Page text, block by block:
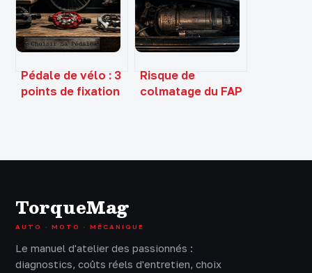
risque mécanique
?
Pédale de vélo : 3
points de fixation
Risque de
colmatage du FAP
TorqueMag
AUTO · MOTO · MÉCANIQUE
Le manuel d'atelier des passionnés :
diagnostics, coûts réels d'entretien, choix